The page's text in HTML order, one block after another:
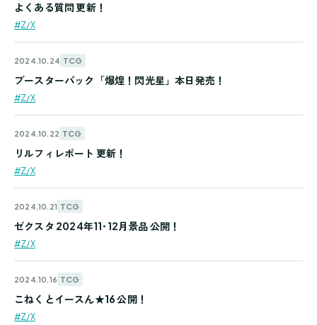
#Z/X
よくある質問 更新！
2024.10.24 TCG
#Z/X
ブースターパック「爆煌！閃光星」本日発売！
2024.10.22 TCG
#Z/X
リルフィレポート 更新！
2024.10.21 TCG
#Z/X
ゼクスタ 2024年11･12月景品 公開！
2024.10.16 TCG
#Z/X
こねくとイースん★16 公開！